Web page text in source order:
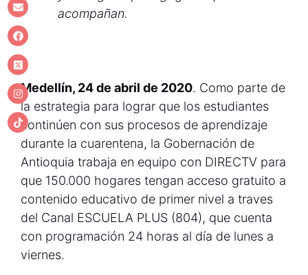
acompañan.
Medellín, 24 de abril de 2020. Como parte de
la estrategia para lograr que los estudiantes
continúen con sus procesos de aprendizaje
durante la cuarentena, la Gobernación de
Antioquia trabaja en equipo con DIRECTV para
que 150.000 hogares tengan acceso gratuito a
contenido educativo de primer nivel a traves
del Canal ESCUELA PLUS (804), que cuenta
con programación 24 horas al día de lunes a
viernes.